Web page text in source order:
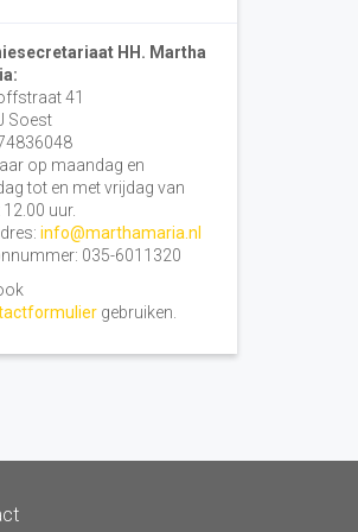
HH. Martha
41
Soest
op maandag en
tot en met vrijdag van
uur.
info@marthamaria.nl
035-6011320
gebruiken.